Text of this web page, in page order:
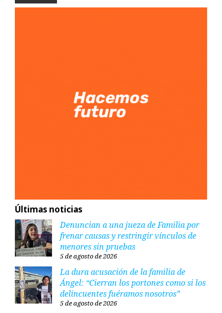
Últimas noticias
Denuncian a una jueza de Familia por
frenar causas y restringir vínculos de
menores sin pruebas
5 de agosto de 2026
La dura acusación de la familia de
Ángel: “Cierran los portones como si los
delincuentes fuéramos nosotros”
5 de agosto de 2026